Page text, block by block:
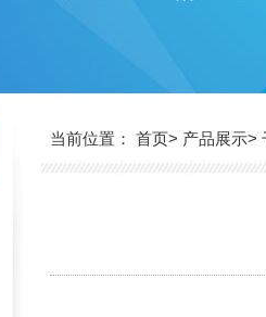
当前位置： 首页> 产品展示>